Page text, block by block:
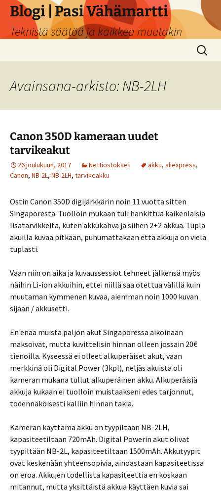
Siirry
sisältöön
Blogi | Pasi Vähämartti
Teknistä säätöä ja kaikkea muutakin
Haku:
Avainsana-arkisto: NB-2LH
Canon 350D kameraan uudet
tarvikeakut
26 joulukuun, 2017 Nettiostokset akku, aliexpress,
Canon, NB-2L, NB-2LH, tarvikeakku
Ostin Canon 350D digijärkkärin noin 11 vuotta sitten
Singaporesta. Tuolloin mukaan tuli hankittua kaikenlaisia
lisätarvikkeita, kuten akkukahva ja siihen 2+2 akkua. Tupla
akuilla kuvaa pitkään, puhumattakaan että akkuja on vielä
tuplasti.
Vaan niin on aika ja kuvaussessiot tehneet jälkensä myös
näihin Li-ion akkuihin, ettei niillä saa otettua välillä kuin
muutaman kymmenen kuvaa, aiemman noin 1000 kuvan
sijaan / akkusetti.
En enää muista paljon akut Singaporessa aikoinaan
maksoivat, mutta kuvittelisin hinnan olleen jossain 20€
tienoilla. Kyseessä ei olleet alkuperäiset akut, vaan
merkkinä oli Digital Power (3kpl), neljäs akuista oli
kameran mukana tullut alkuperäinen akku. Alkuperäisiä
akkuja kukaan ei tuolloin muistaakseni edes tarjonnut,
todennäköisesti kalliin hinnan takia.
Kameran käyttämä akku on tyypiltään NB-2LH,
kapasiteetiltaan 720mAh. Digital Powerin akut olivat
tyypiltään NB-2L, kapasiteetiltaan 1500mAh. Akkutyypit
ovat keskenään yhteensopivia, ainoastaan kapasiteetissa
on eroa. Akkujen todellista kapasiteettia en koskaan
mitannut, mutta yksittäistä akkua käyttäen kuvia sai